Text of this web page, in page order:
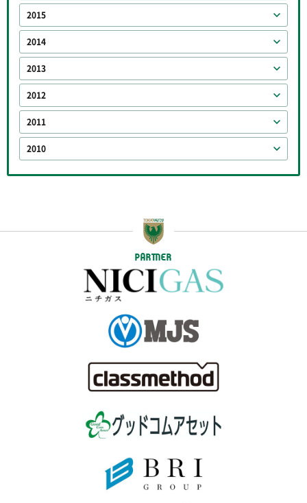
2015
2014
2013
2012
2011
2010
PARTNER